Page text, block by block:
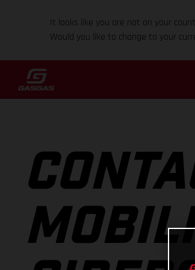
It looks like you are not on your
Would you like to change to your